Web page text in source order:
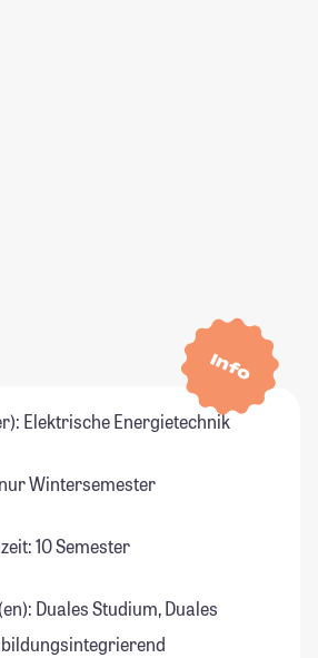
Info
Elektrische Energietechnik
Wintersemester
10 Semester
Duales Studium, Duales